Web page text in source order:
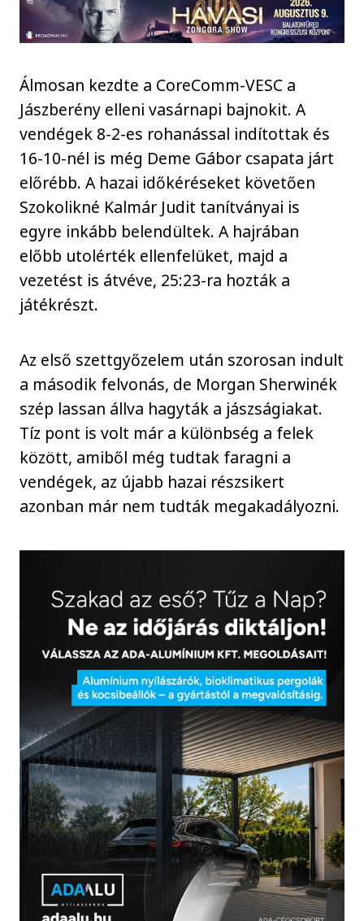
Álmosan kezdte a CoreComm-VESC a
Jászberény elleni vasárnapi bajnokit. A
vendégek 8-2-es rohanással indítottak és
16-10-nél is még Deme Gábor csapata járt
előrébb. A hazai időkéréseket követően
Szokolikné Kalmár Judit tanítványai is
egyre inkább belendültek. A hajrában
előbb utolérték ellenfelüket, majd a
vezetést is átvéve, 25:23-ra hozták a
játékrészt.
Az első szettgyőzelem után szorosan indult
a második felvonás, de Morgan Sherwinék
szép lassan állva hagyták a jászságiakat.
Tíz pont is volt már a különbség a felek
között, amiből még tudtak faragni a
vendégek, az újabb hazai részsikert
azonban már nem tudták megakadályozni.